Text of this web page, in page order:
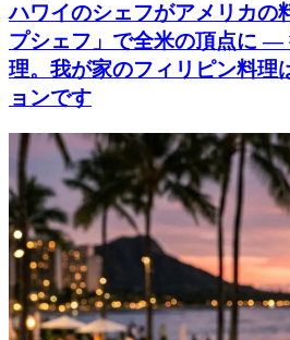
ハワイのシェフがアメリカの
プシェフ」で全米の頂点に ―
理。我が家のフィリピン料理
ョンです